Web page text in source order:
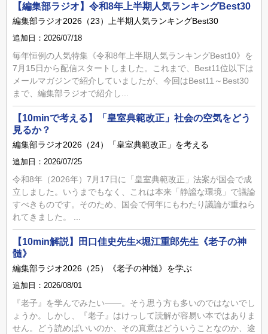
【編集部ラジオ】令和8年上半期人気ランキングBest30
編集部ラジオ2026（23）上半期人気ランキングBest30
追加日：2026/07/18
毎年恒例の人気特集《令和8年上半期人気ランキングBest10》を
7月15日から配信スタートしました。これまで、Best11位以下は
メールマガジンで紹介していましたが、今回はBest11～Best30
まで、編集部ラジオで紹介し...
【10minで考える】「皇室典範改正」社会の空気をどう
見るか？
編集部ラジオ2026（24）「皇室典範改正」を考える
追加日：2026/07/25
令和8年（2026年）7月17日に「皇室典範改正」法案が国会で成
立しました。いうまでもなく、これは本来「静謐な環境」で議論
すべきものです。そのため、国会で何年にもわたり議論が重ねら
れてきました。 ...
【10min解説】田口佳史先生×堀江重郎先生《老子の神
髄》
編集部ラジオ2026（25）《老子の神髄》を学ぶ
追加日：2026/08/01
『老子』を学んでみたい――。そう思う方も多いのではないでし
ょうか。しかし、『老子』はけっして読解が容易い本ではありま
せん。どう読めばいいのか、その真意はどういうことなのか、途